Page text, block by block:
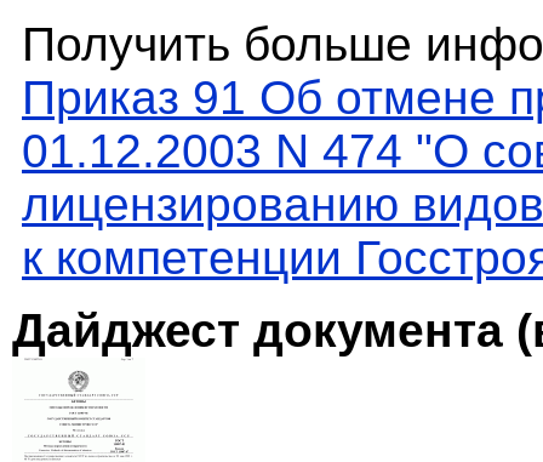
Получить больше
Приказ 91 Об отмене
01.12.2003 N 474 "О
лицензированию
к компетенции
Дайджест документа